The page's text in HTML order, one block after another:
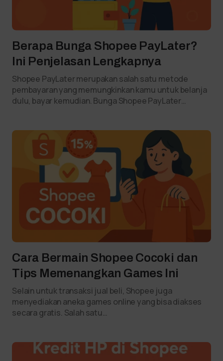
Berapa Bunga Shopee PayLater?
Ini Penjelasan Lengkapnya
Shopee PayLater merupakan salah satu metode
pembayaran yang memungkinkan kamu untuk belanja
dulu, bayar kemudian. Bunga Shopee PayLater…
Cara Bermain Shopee Cocoki dan
Tips Memenangkan Games Ini
Selain untuk transaksi jual beli, Shopee juga
menyediakan aneka games online yang bisa diakses
secara gratis. Salah satu…